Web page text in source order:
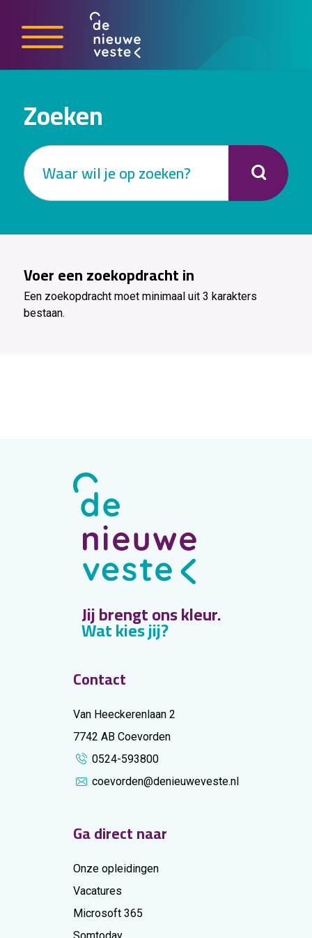
Zoeken
Voer een zoekopdracht in
Een zoekopdracht moet minimaal uit 3 karakters
bestaan.
Jij brengt ons kleur.
Wat kies jij?
Contact
Van Heeckerenlaan 2
7742 AB Coevorden
0524-593800
coevorden@denieuweveste.nl
Ga direct naar
Onze opleidingen
Vacatures
Microsoft 365